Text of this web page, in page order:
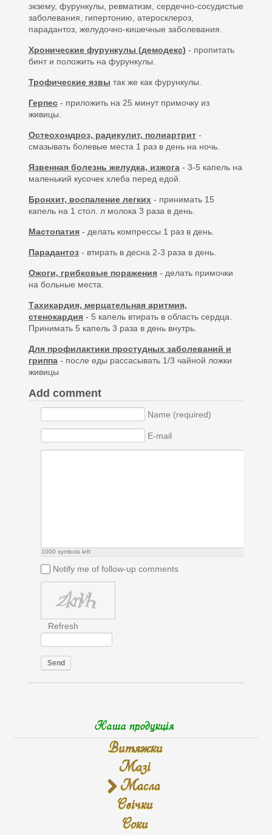
экзему, фурункулы, ревматизм, сердечно-сосудистые
заболевания, гипертонию, атеросклероз,
парадантоз, желудочно-кишечные заболевания.
Хронические фурункулы (демодекс) - пропитать
бинт и положить на фурункулы.
Трофические язвы так же как фурункулы.
Герпес- приложить на 25 минут примочку из
живицы.
Остеохондроз, радикулит, полиартрит-
смазывать болевые места 1 раз в день на ночь.
Язвенная болезнь желудка, изжога- 3-5 капель на
маленький кусочек хлеба перед едой.
Бронхит, воспаление легких- принимать 15
капель на 1 стол. л молока 3 раза в день.
Мастопатия- делать компрессы 1 раз в день.
Парадантоз- втирать в десна 2-3 раза в день.
Ожоги, грибковые поражения- делать примочки
на больные места.
Тахикардия, мерцательная аритмия,
стенокардия- 5 капель втирать в область сердца.
Принимать 5 капель 3 раза в день внутрь.
Для профилактики простудных заболеваний и
гриппа- после еды рассасывать 1/3 чайной ложки
живицы
Add comment
Name (required)
E-mail
1000 symbols left
Notify me of follow-up comments
Refresh
Send
Наша продукція
Витяжки
Мазі
Масла
Свічки
Соки